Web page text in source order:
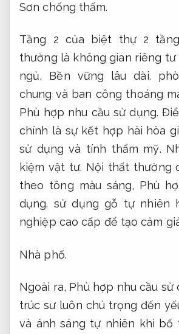
Sơn chống thấm.
Tầng 2 của biệt thự 2
thường là không gian riêng tư
ngủ, Bền vững lâu dài.
chung và ban công thoáng
Phù hợp nhu cầu sử dụng.
chính là sự kết hợp hài hòa
sử dụng và tính thẩm mỹ.
kiệm vật tư. Nội thất thường
theo tông màu sáng, Phù
dụng. sử dụng gỗ tự nhiên
nghiệp cao cấp để tạo cảm
Nhà phố.
Ngoài ra, Phù hợp nhu cầu sử
trúc sư luôn chú trọng đến
và ánh sáng tự nhiên khi bố